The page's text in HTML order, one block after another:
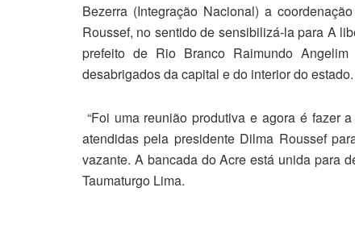
Bezerra (Integração Nacional) a
Roussef, no sentido de sensibilizá-la para A
prefeito de Rio Branco Raimundo
desabrigados da capital e do interior do estado.
“Foi uma reunião produtiva e agora é fazer
atendidas pela presidente Dilma Roussef
vazante. A bancada do Acre está unida para
Taumaturgo Lima.